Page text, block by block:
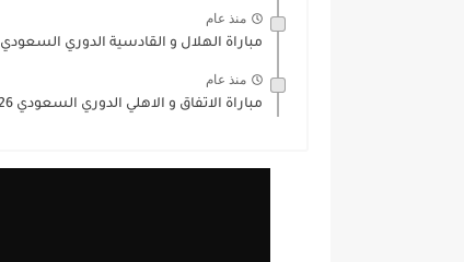
منذ عام
مباراة الهلال و القادسية الدوري السعودي 2025/2026
منذ عام
مباراة الاتفاق و الاهلي الدوري السعودي 2025/2026